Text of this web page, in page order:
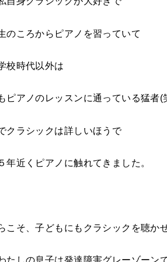
のころからピアノを習っていて
校時代以外は
ピアノのレッスンに通っている猛者(
クラシックは詳しいほうで
年近くピアノに触れてきました。
こそ、子どもにもクラシックを聴か
たしの息子は発達障害グレーゾーン